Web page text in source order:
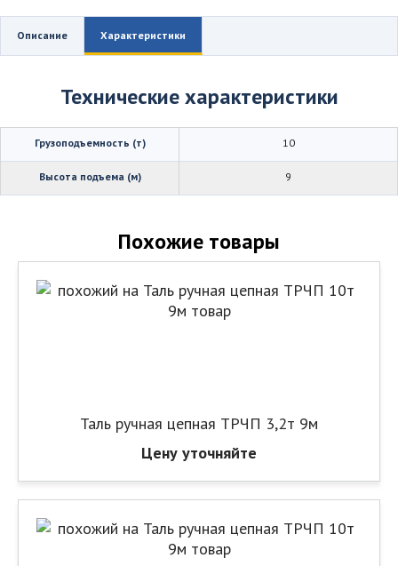
Описание Характеристики
Технические характеристики
Грузоподъемность (т) 10
Высота подъема (м) 9
Похожие товары
Таль ручная цепная ТРЧП 3,2т 9м
Цену уточняйте